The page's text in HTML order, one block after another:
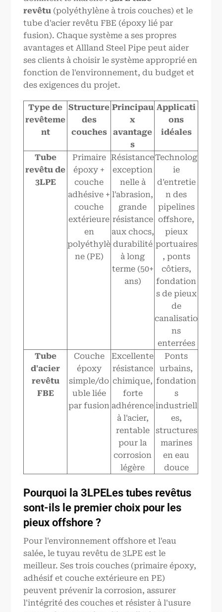
revêtu (polyéthylène à trois couches) et le
tube d'acier revêtu FBE (époxy lié par
fusion). Chaque système a ses propres
avantages et Allland Steel Pipe peut aider
ses clients à choisir le système approprié en
fonction de l'environnement, du budget et
des exigences du projet.
Type de
revêteme
nt
Structure
des
couches
Principau
x
avantage
s
Applicati
ons
idéales
Tube
revêtu de
3LPE
Primaire
époxy +
couche
adhésive +
couche
extérieure
en
polyéthylè
ne (PE)
Résistance
exception
nelle à
l'abrasion,
grande
résistance
aux chocs,
durabilité
à long
terme (50+
ans)
Technolog
ie
d'entretie
n des
pipelines
offshore,
pieux
portuaires
, ponts
côtiers,
fondation
s de pieux
de
canalisatio
ns
enterrées
Tube
d'acier
revêtu
FBE
Couche
époxy
simple/do
uble liée
par fusion
Excellente
résistance
chimique,
forte
adhérence
à l'acier,
rentable
pour la
corrosion
légère
Ponts
urbains,
fondation
s
industriell
es,
structures
marines
en eau
douce
Pourquoi la3LPELes tubes revêtus
sont-ils le premier choix pour les
pieux offshore ?
Pour l'environnement offshore et l'eau
salée, le tuyau revêtu de 3LPE est le
meilleur. Ses trois couches (primaire époxy,
adhésif et couche extérieure en PE)
peuvent prévenir la corrosion, assurer
l'intégrité des couches et résister à l'usure